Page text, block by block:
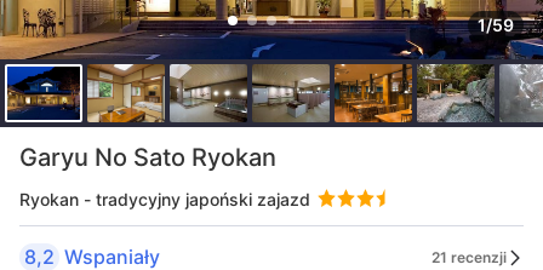
1/59
Garyu No Sato Ryokan
Ryokan - tradycyjny japoński zajazd
8,2 Wspaniały 21 recenzji